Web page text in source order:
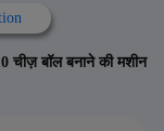
चीज़ बॉल बनाने की मशीन